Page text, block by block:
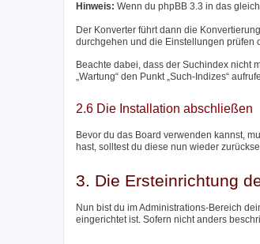
Hinweis: Wenn du phpBB 3.3 in das
Der Konverter führt dann die
durchgehen und die Einstellungen prüfen
Beachte dabei, dass der Suchindex nicht
„Wartung“ den Punkt „Such-Indizes“
2.6 Die Installation abschließen
Bevor du das Board verwenden kannst,
hast, solltest du diese nun wieder
3. Die Ersteinrichtung
Nun bist du im Administrations-Bereich
eingerichtet ist. Sofern nicht anders